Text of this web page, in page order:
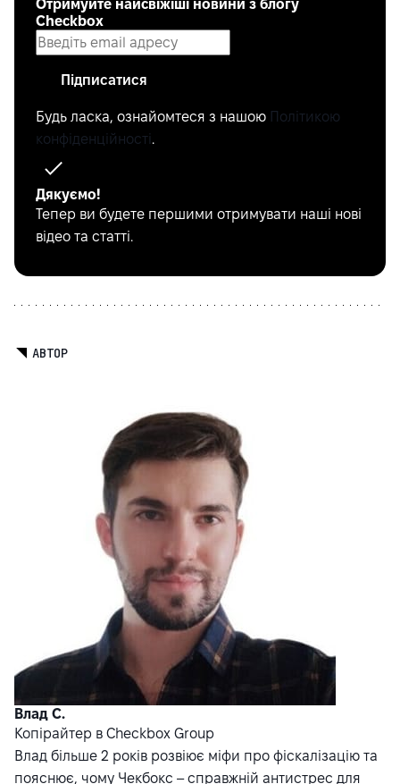
Отримуйте найсвіжіші новини з блогу
Checkbox
Підписатися
Будь ласка, ознайомтеся з нашою Політикою
конфіденційності.
Дякуємо!
Тепер ви будете першими отримувати наші нові
відео та статті.
АВТОР
Влад С.
Копірайтер в Checkbox Group
Влад більше 2 років розвіює міфи про фіскалізацію та
пояснює, чому Чекбокс – справжній антистрес для